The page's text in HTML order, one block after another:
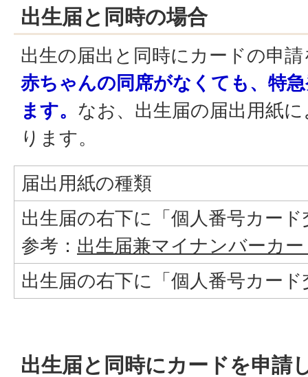
出生届と同時の場合
出生の届出と同時にカードの申
赤ちゃんの同席がなくても、特
ます。 なお、出生届の届出用紙
ります。
届出用紙の種類
出生届の右下に「個人番号カー
参考： 出生届兼マイナンバーカ
出生届の右下に「個人番号カー
出生届と同時にカードを申請